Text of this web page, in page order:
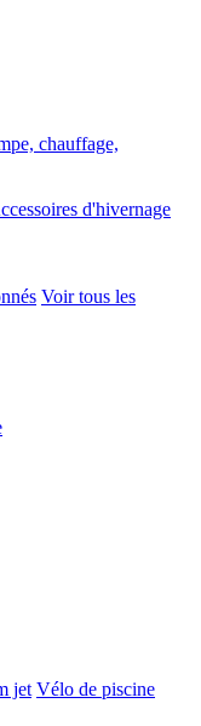
chauffage,
d'hivernage
Voir tous les
jet Vélo de piscine